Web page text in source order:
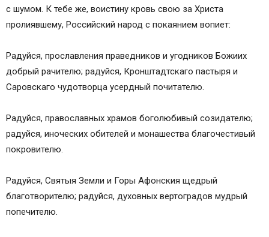
с шумом. К тебе же, воистину кровь свою за Христа
пролиявшему, Российский народ с покаянием вопиет:
Радуйся, прославления праведников и угодников Божиих
добрый рачителю; радуйся, Кронштадтскаго пастыря и
Саровскаго чудотворца усердный почитателю.
Радуйся, православных храмов боголюбивый созидателю;
радуйся, иноческих обителей и монашества благочестивый
покровителю.
Радуйся, Святыя Земли и Горы Афонския щедрый
благотворителю; радуйся, духовных вертоградов мудрый
попечителю.